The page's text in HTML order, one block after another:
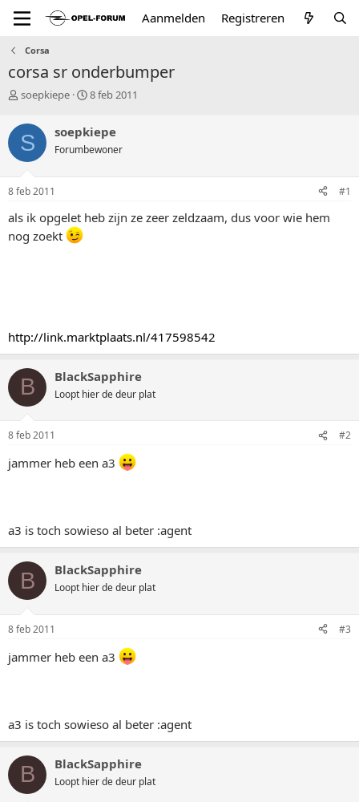
Aanmelden Registreren
Corsa
corsa sr onderbumper
T
p
i
c
s
a
t
e
soepkiepe
S
r
t
a
m
8 feb 2011
S soepkiepe
Forumbewoner
8 feb 2011 #1
als ik opgelet heb zijn ze zeer zeldzaam, dus voor wie hem
nog zoekt
http://link.marktplaats.nl/417598542
B BlackSapphire
Loopt hier de deur plat
8 feb 2011 #2
jammer heb een a3
a3 is toch sowieso al beter :agent
B BlackSapphire
Loopt hier de deur plat
8 feb 2011 #3
jammer heb een a3
a3 is toch sowieso al beter :agent
B BlackSapphire
Loopt hier de deur plat